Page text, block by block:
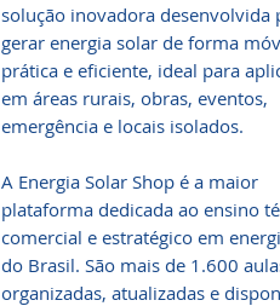
solução inovadora desenvolvida
gerar energia solar de forma
prática e eficiente, ideal para
em áreas rurais, obras, eventos,
emergência e locais isolados.
A Energia Solar Shop é a maior
plataforma dedicada ao ensino
comercial e estratégico em
do Brasil. São mais de 1.600
organizadas, atualizadas e